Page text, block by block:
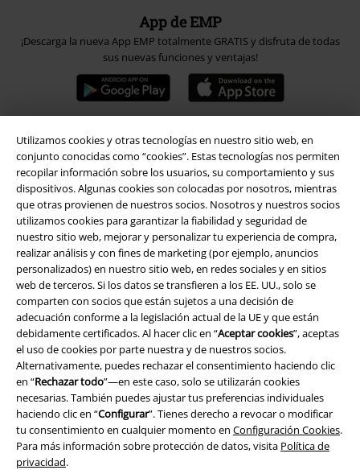
Utilizamos cookies y otras tecnologías en nuestro sitio web, en
conjunto conocidas como “cookies”. Estas tecnologías nos permiten
recopilar información sobre los usuarios, su comportamiento y sus
dispositivos. Algunas cookies son colocadas por nosotros, mientras
que otras provienen de nuestros socios. Nosotros y nuestros socios
utilizamos cookies para garantizar la fiabilidad y seguridad de
nuestro sitio web, mejorar y personalizar tu experiencia de compra,
realizar análisis y con fines de marketing (por ejemplo, anuncios
personalizados) en nuestro sitio web, en redes sociales y en sitios
web de terceros. Si los datos se transfieren a los EE. UU., solo se
comparten con socios que están sujetos a una decisión de
adecuación conforme a la legislación actual de la UE y que están
debidamente certificados. Al hacer clic en “Aceptar cookies”, aceptas
el uso de cookies por parte nuestra y de nuestros socios.
Alternativamente, puedes rechazar el consentimiento haciendo clic
en “Rechazar todo”—en este caso, solo se utilizarán cookies
necesarias. También puedes ajustar tus preferencias individuales
haciendo clic en “Configurar”. Tienes derecho a revocar o modificar
tu consentimiento en cualquier momento en Configuración Cookies.
Para más información sobre protección de datos, visita Política de
privacidad.
App de EMP
¡Descarga la nueva App EMP totalmente GRATIS y disfruta de todas
sus nuevas funciones y ventajas!
A Warner Music Group Company
Seguridad